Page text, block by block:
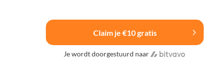
Claim je €10 gratis
Je wordt doorgestuurd naar